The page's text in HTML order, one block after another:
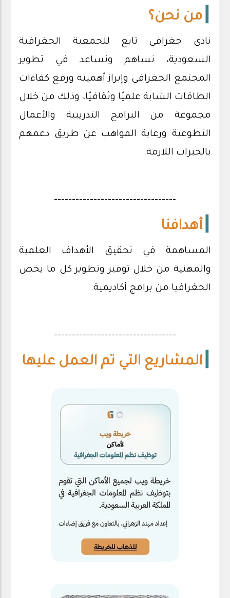
┃من نحن؟
نادي جغرافي تابع للجمعية الجغرافية
السعودية، نساهم ونساعد في تطوير
المجتمع الجغرافي وإبراز أهميته ورفع كفاءات
الطاقات الشابة علميًا وثقافيًا، وذلك من خلال
مجموعة من البرامج التدريبية والأعمال
التطوعية ورعاية المواهب عن طريق دعمهم
بالخبرات اللازمة.
----------------------------------
┃أهدافنا
المساهمة في تحقيق الأهداف العلمية
والمهنية من خلال توفير وتطوير كل ما يخص
الجغرافيا من برامج أكاديمية.
----------------------------------
المشاريع التي تم العمل عليها